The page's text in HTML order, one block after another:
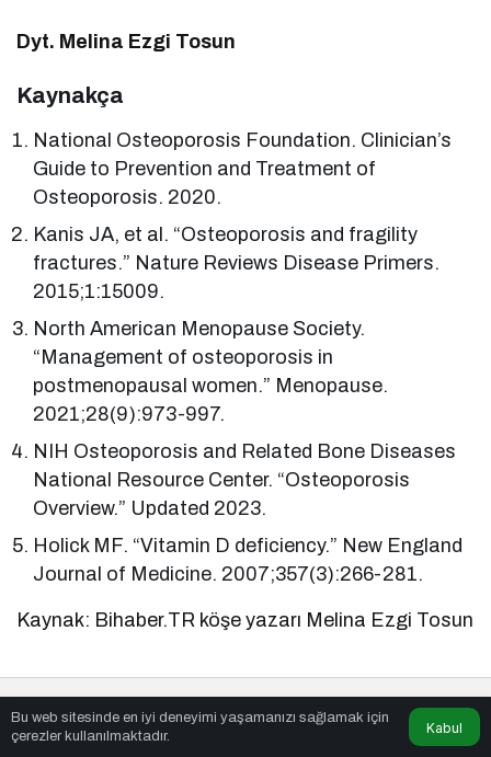
Dyt. Melina Ezgi Tosun
Kaynakça
National Osteoporosis Foundation. Clinician’s
Guide to Prevention and Treatment of
Osteoporosis. 2020.
Kanis JA, et al. “Osteoporosis and fragility
fractures.” Nature Reviews Disease Primers.
2015;1:15009.
North American Menopause Society.
“Management of osteoporosis in
postmenopausal women.” Menopause.
2021;28(9):973-997.
NIH Osteoporosis and Related Bone Diseases
National Resource Center. “Osteoporosis
Overview.” Updated 2023.
Holick MF. “Vitamin D deficiency.” New England
Journal of Medicine. 2007;357(3):266-281.
Kaynak: Bihaber.TR köşe yazarı Melina Ezgi Tosun
Benzer Haberler
Bu web sitesinde en iyi deneyimi yaşamanızı sağlamak için
çerezler kullanılmaktadır.
Kabul